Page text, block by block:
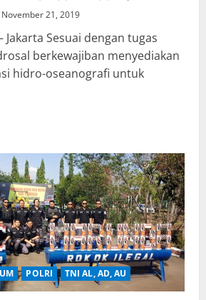
November 21, 2019
Sesuai dengan tugas
berkewajiban menyediakan
hidro-oseanografi untuk
POLRI TNI AL, AD, AU